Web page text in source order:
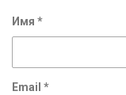
Имя *
Email *